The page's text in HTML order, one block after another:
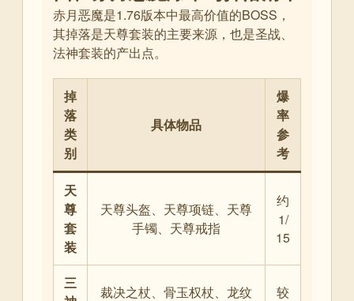
赤月恶魔是1.76版本中最高价值的BOSS，
其掉落是天尊套装的主要来源，也是圣战、
法神套装的产出点。
掉
落
类
别
具体物品
爆
率
参
考
天
尊
套
装
天尊头盔、天尊项链、天尊
手镯、天尊戒指
约
1/
15
三
裁决之杖、骨玉权杖、龙纹
较